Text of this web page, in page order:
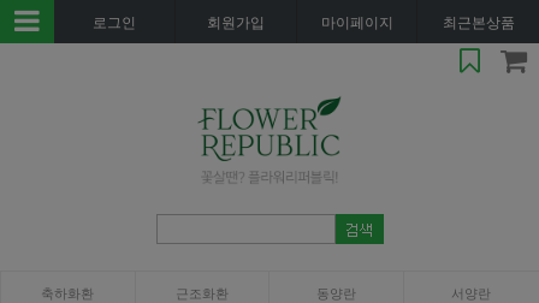
로그인 회원가입 마이페이지 최근본상품
축하화환 근조화환 동양란 서양란